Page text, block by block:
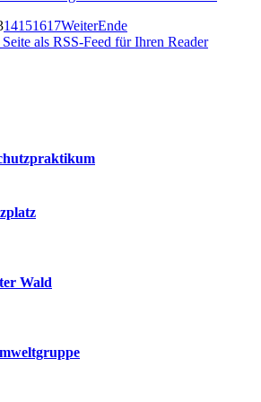
14151617WeiterEnde
als RSS-Feed für Ihren Reader
Wald